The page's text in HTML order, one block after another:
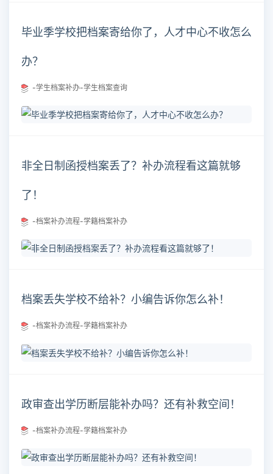
毕业季学校把档案寄给你了，人才中心不收怎么
办？
-学生档案补办-学生档案查询
非全日制函授档案丢了？补办流程看这篇就够
了！
-档案补办流程-学籍档案补办
档案丢失学校不给补？小编告诉你怎么补！
-档案补办流程-学籍档案补办
政审查出学历断层能补办吗？还有补救空间！
-档案补办流程-学籍档案补办